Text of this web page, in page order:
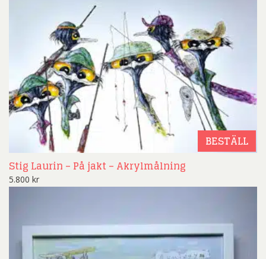
BESTÄLL
Stig Laurin – På jakt – Akrylmålning
5.800 kr